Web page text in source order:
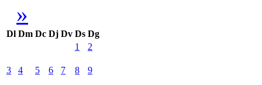
»
Dl Dm Dc Dj Dv Ds Dg
1
2
3 4 5 6 7 8 9